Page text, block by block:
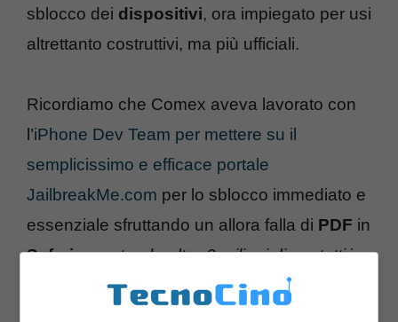
sblocco dei dispositivi, ora impiegato per usi
altrettanto costruttivi, ma più ufficiali.
Ricordiamo che Comex aveva lavorato con
l’iPhone Dev Team per mettere su il
semplicissimo e efficace portale
JailbreakMe.com per lo sblocco immediato e
essenziale sfruttando un allora falla di PDF in
Safarie contando oltre2 milioni di contattiin
pochi giorni.